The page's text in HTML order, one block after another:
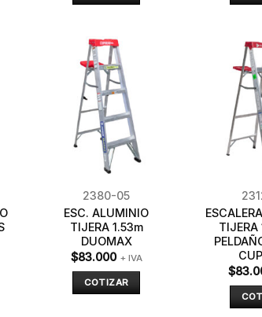
2380-05
ESC. ALUMINIO
TIJERA 1.53m
DUOMAX
$83.000 + IVA
COTIZAR
TIJERA
$